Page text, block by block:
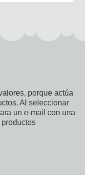
porque actúa
Al seleccionar
un e-mail con una